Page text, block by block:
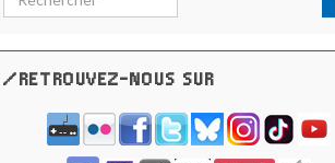
/RETROUVEZ-NOUS SUR